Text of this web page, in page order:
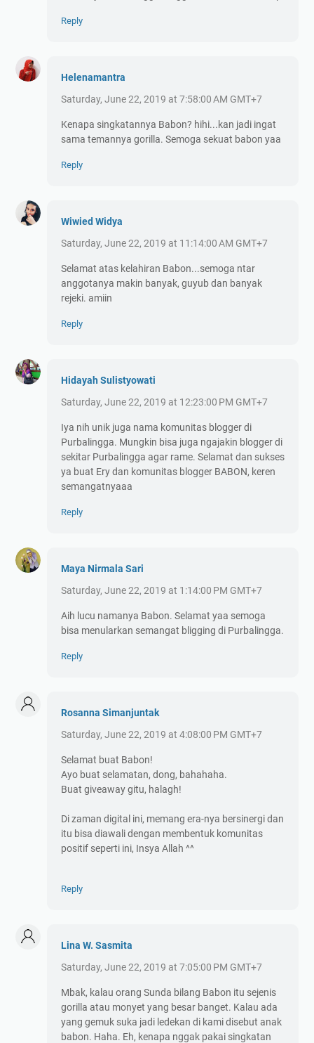
Reply
Helenamantra
Saturday, June 22, 2019 at 7:58:00 AM GMT+7
Kenapa singkatannya Babon? hihi...kan jadi ingat
sama temannya gorilla. Semoga sekuat babon yaa
Reply
Wiwied Widya
Saturday, June 22, 2019 at 11:14:00 AM GMT+7
Selamat atas kelahiran Babon...semoga ntar
anggotanya makin banyak, guyub dan banyak
rejeki. amiin
Reply
Hidayah Sulistyowati
Saturday, June 22, 2019 at 12:23:00 PM GMT+7
Iya nih unik juga nama komunitas blogger di
Purbalingga. Mungkin bisa juga ngajakin blogger di
sekitar Purbalingga agar rame. Selamat dan sukses
ya buat Ery dan komunitas blogger BABON, keren
semangatnyaaa
Reply
Maya Nirmala Sari
Saturday, June 22, 2019 at 1:14:00 PM GMT+7
Aih lucu namanya Babon. Selamat yaa semoga
bisa menularkan semangat bligging di Purbalingga.
Reply
Rosanna Simanjuntak
Saturday, June 22, 2019 at 4:08:00 PM GMT+7
Selamat buat Babon!
Ayo buat selamatan, dong, bahahaha.
Buat giveaway gitu, halagh!
Di zaman digital ini, memang era-nya bersinergi dan
itu bisa diawali dengan membentuk komunitas
positif seperti ini, Insya Allah ^^
Reply
Lina W. Sasmita
Saturday, June 22, 2019 at 7:05:00 PM GMT+7
Mbak, kalau orang Sunda bilang Babon itu sejenis
gorilla atau monyet yang besar banget. Kalau ada
yang gemuk suka jadi ledekan di kami disebut anak
babon. Haha. Eh, kenapa nggak pakai singkatan